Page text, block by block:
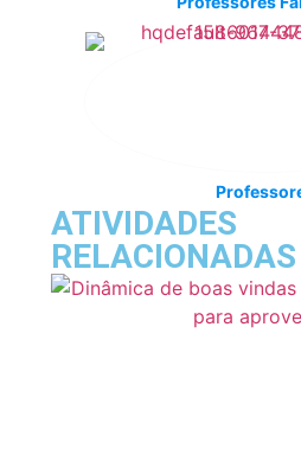
ATIVIDADES
RELACIONADAS